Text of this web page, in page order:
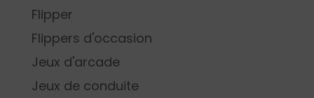
Flipper
Flippers d'occasion
Jeux d'arcade
Jeux de conduite